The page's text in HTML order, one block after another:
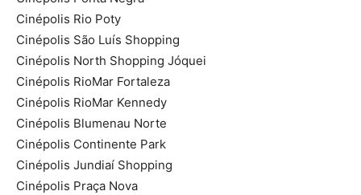
Cinépolis Rio Poty
Cinépolis São Luís Shopping
Cinépolis North Shopping Jóquei
Cinépolis RioMar Fortaleza
Cinépolis RioMar Kennedy
Cinépolis Blumenau Norte
Cinépolis Continente Park
Cinépolis Jundiaí Shopping
Cinépolis Praça Nova